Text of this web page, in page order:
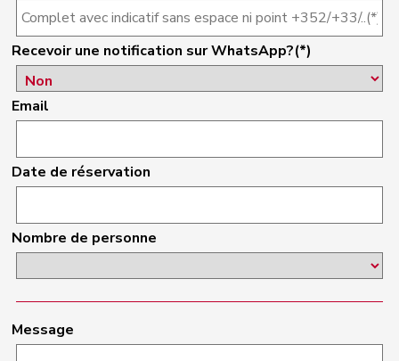
Recevoir une notification sur WhatsApp?(*)
Email
Date de réservation
Nombre de personne
Message